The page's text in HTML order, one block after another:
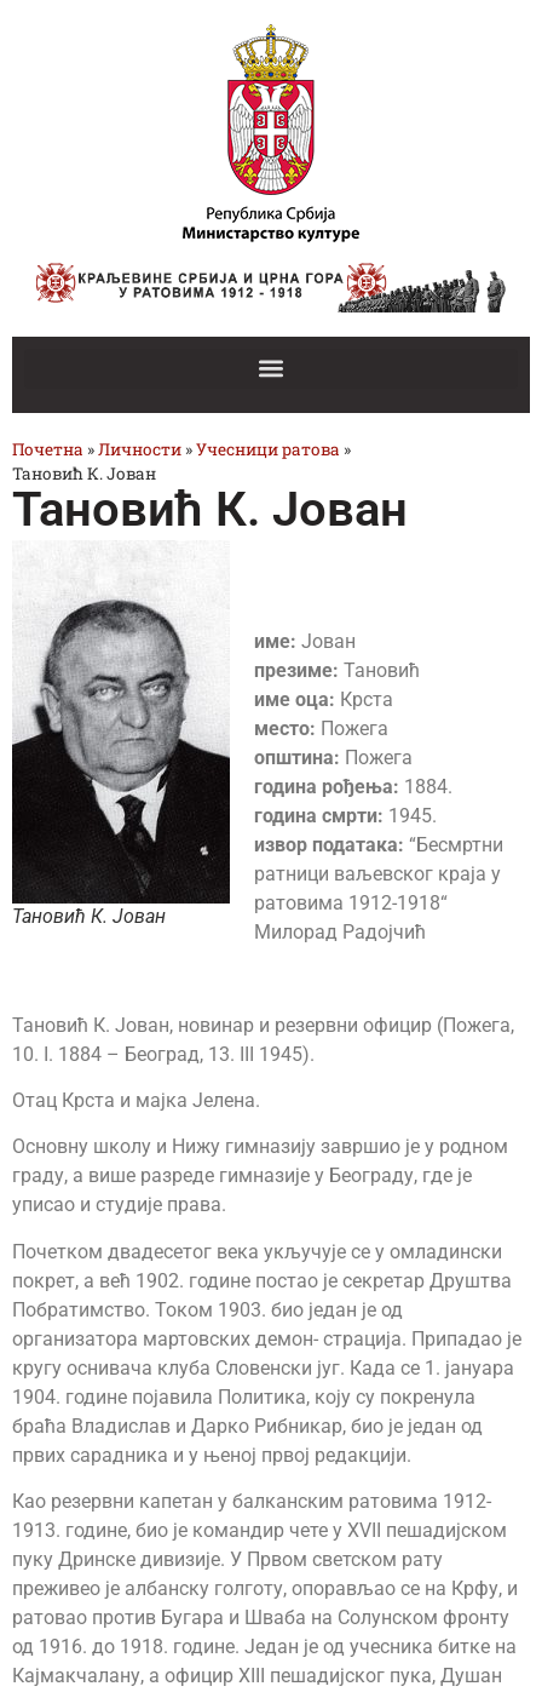
Почетна »Личности »Учесници ратова »
Тановић К. Јован
Тановић К. Јован
Тановић К. Јован
име: Јован
презиме: Тановић
име оца: Крста
место: Пожега
општина: Пожега
година рођења: 1884.
година смрти: 1945.
извор података: “Бесмртни
ратници ваљевског краја у
ратовима 1912-1918“
Милорад Радојчић
Тановић К. Јован, новинар и резервни официр (Пожега,
10. I. 1884 – Београд, 13. III 1945).
Отац Крста и мајка Јелена.
Основну школу и Нижу гимназију завршио је у родном
граду, а више разреде гимназије у Београду, где је
уписао и студије права.
Почетком двадесетог века укључује се у омладински
покрет, а већ 1902. године постао је секретар Друштва
Побратимство. Током 1903. био један је од
организатора мартовских демон- страција. Припадао је
кругу оснивача клуба Словенски југ. Када се 1. јануара
1904. године појавила Политика, коју су покренула
браћа Владислав и Дарко Рибникар, био је један од
првих сарадника и у њеној првој редакцији.
Као резервни капетан у балканским ратовима 1912-
1913. године, био је командир чете у XVII пешадијском
пуку Дринске дивизије. У Првом светском рату
преживео је албанску голготу, опорављао се на Крфу, и
ратовао против Бугара и Шваба на Солунском фронту
од 1916. до 1918. године. Један је од учесника битке на
Кајмакчалану, а официр XIII пешадијског пука, Душан